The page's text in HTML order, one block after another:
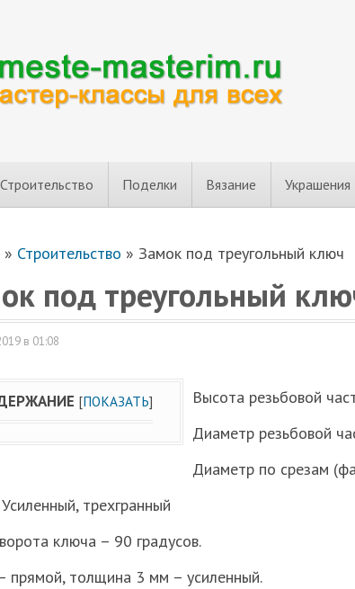
Строительство Поделки Вязание Украшения
» Строительство » Замок под треугольный ключ
под треугольный
в 01:08
[ПОКАЗАТЬ]
Высота резьбовой
Диаметр резьбовой
Диаметр по срезам
трехгранный
ключа – 90 градусов.
прямой, толщина 3 мм – усиленный.